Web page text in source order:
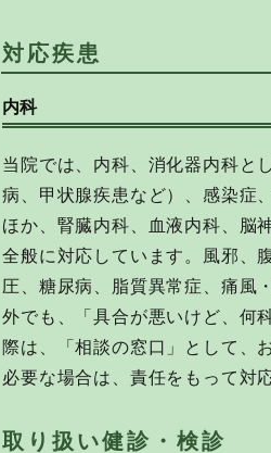
対応疾患
内科
当院では、内科、消化器内科と
病、甲状腺疾患など）、感染症
ほか、腎臓内科、血液内科、脳
全般に対応しています。風邪、
圧、糖尿病、脂質異常症、痛風
外でも、「具合が悪いけど、何
際は、「相談の窓口」として、
必要な場合は、責任をもって対
取り扱い健診・検診